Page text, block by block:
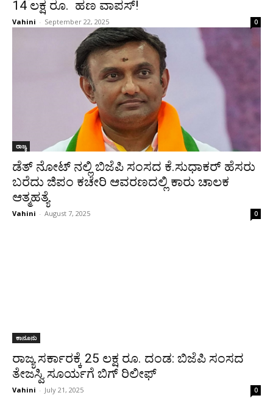
14 ಲಕ್ಷ ರೂ. ಹಣ ವಾಪಸ್!
Vahini - September 22, 2025 0
ರಾಜ್ಯ
ಡೆತ್ ನೋಟ್ ನಲ್ಲಿ ಬಿಜೆಪಿ ಸಂಸದ ಕೆ.ಸುಧಾಕರ್ ಹೆಸರು
ಬರೆದು ಜಿಪಂ ಕಚೇರಿ ಆವರಣದಲ್ಲಿ ಕಾರು ಚಾಲಕ
ಆತ್ಮಹತ್ಯೆ
Vahini - August 7, 2025 0
ಕಾನೂನು
ರಾಜ್ಯ ಸರ್ಕಾರಕ್ಕೆ 25 ಲಕ್ಷ ರೂ. ದಂಡ: ಬಿಜೆಪಿ ಸಂಸದ
ತೇಜಸ್ವಿ ಸೂರ್ಯಗೆ ಬಿಗ್ ರಿಲೀಫ್
Vahini - July 21, 2025 0